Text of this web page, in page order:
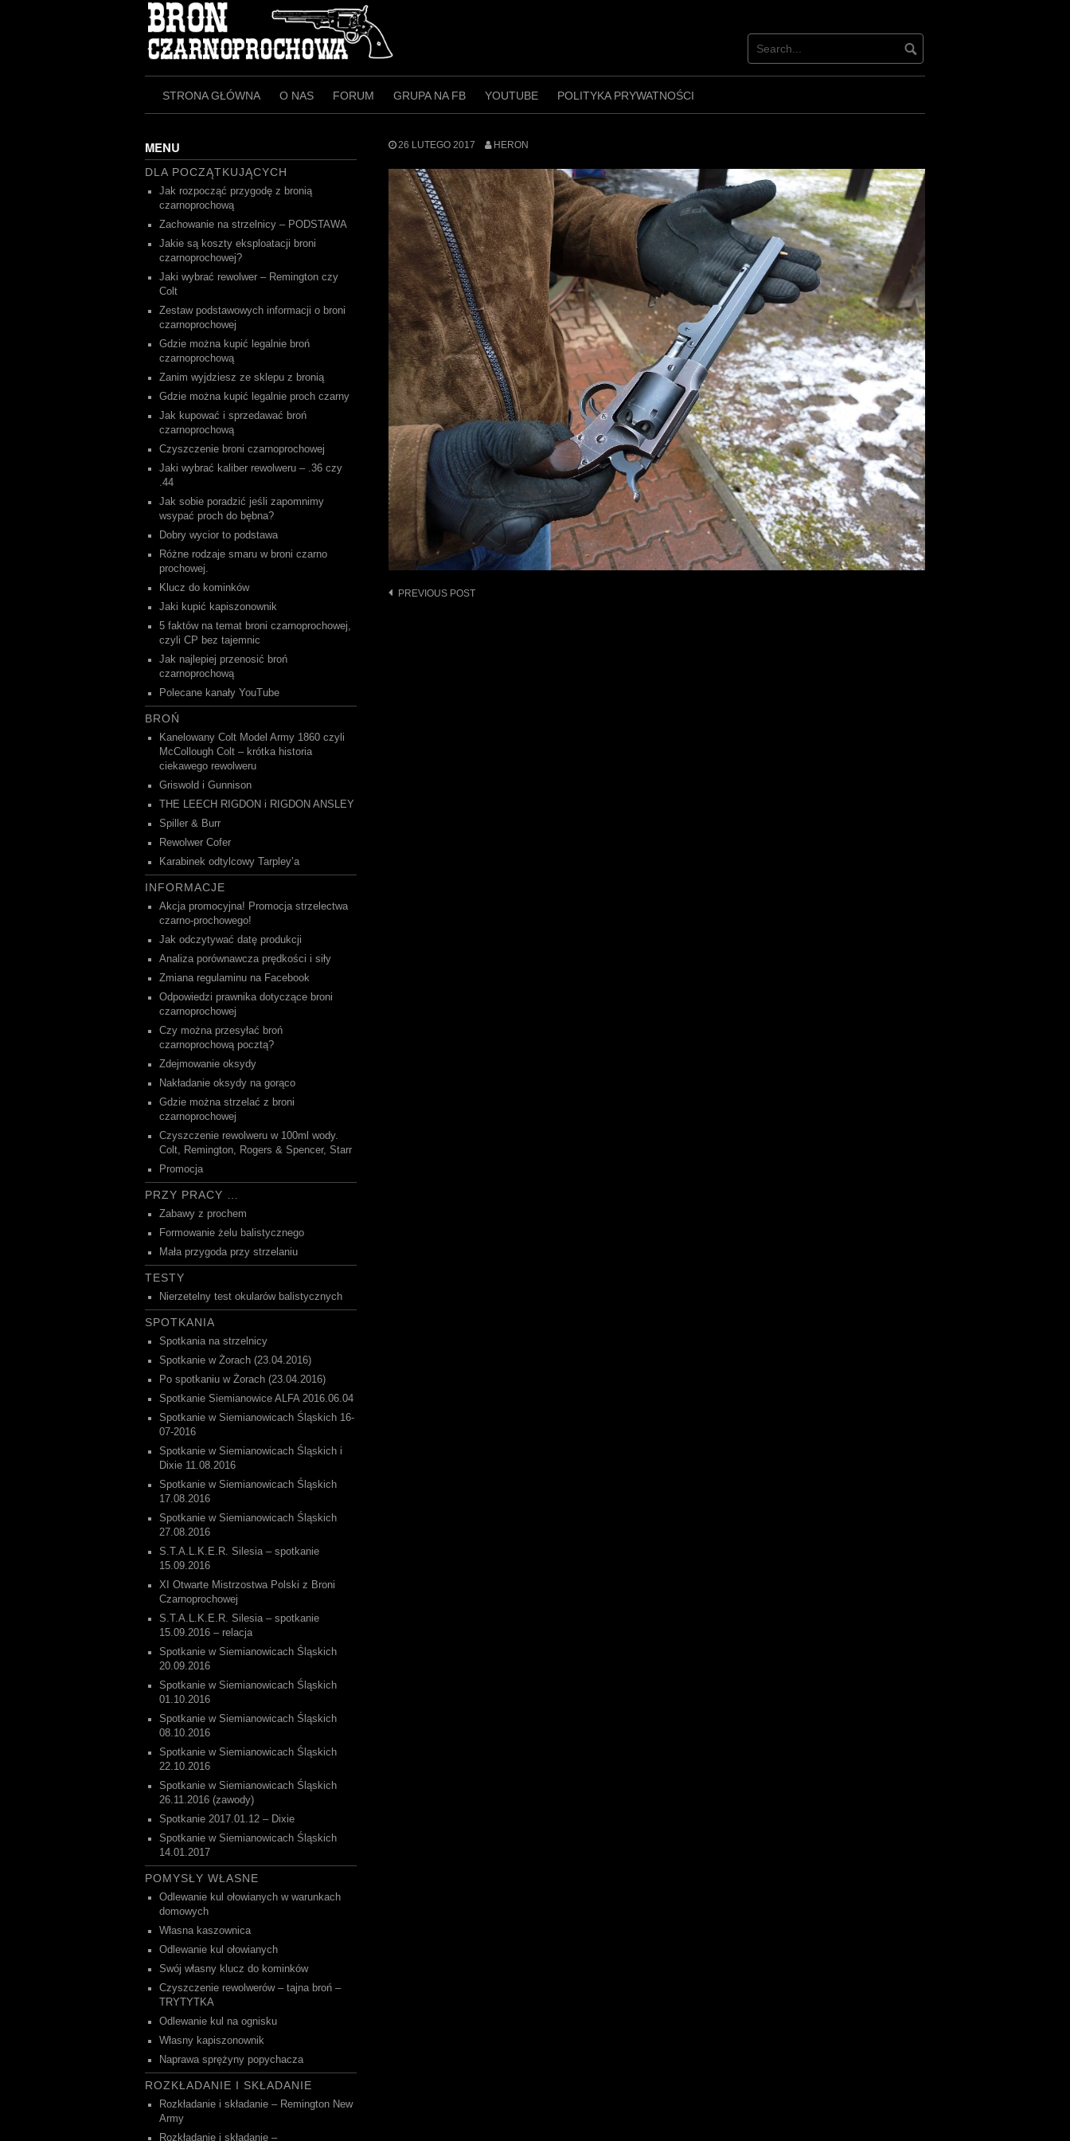
STRONA GŁÓWNA O NAS FORUM GRUPA NA FB YOUTUBE POLITYKA PRYWATNOŚCI
26 LUTEGO 2017 HERON
Post
PREVIOUS POST
MENU
DLA POCZĄTKUJĄCYCH
Jak rozpocząć przygodę z bronią
czarnoprochową
Zachowanie na strzelnicy – PODSTAWA
Jakie są koszty eksploatacji broni
czarnoprochowej?
Jaki wybrać rewolwer – Remington czy
Colt
Zestaw podstawowych informacji o broni
czarnoprochowej
Gdzie można kupić legalnie broń
czarnoprochową
Zanim wyjdziesz ze sklepu z bronią
Gdzie można kupić legalnie proch czarny
Jak kupować i sprzedawać broń
czarnoprochową
Czyszczenie broni czarnoprochowej
Jaki wybrać kaliber rewolweru – .36 czy
.44
Jak sobie poradzić jeśli zapomnimy
wsypać proch do bębna?
Dobry wycior to podstawa
Różne rodzaje smaru w broni czarno
prochowej.
Klucz do kominków
Jaki kupić kapiszonownik
5 faktów na temat broni czarnoprochowej,
czyli CP bez tajemnic
Jak najlepiej przenosić broń
czarnoprochową
Polecane kanały YouTube
BROŃ
Kanelowany Colt Model Army 1860 czyli
McCollough Colt – krótka historia
ciekawego rewolweru
Griswold i Gunnison
THE LEECH RIGDON i RIGDON ANSLEY
Spiller & Burr
Rewolwer Cofer
Karabinek odtylcowy Tarpley’a
INFORMACJE
Akcja promocyjna! Promocja strzelectwa
czarno-prochowego!
Jak odczytywać datę produkcji
Analiza porównawcza prędkości i siły
Zmiana regulaminu na Facebook
Odpowiedzi prawnika dotyczące broni
czarnoprochowej
Czy można przesyłać broń
czarnoprochową pocztą?
Zdejmowanie oksydy
Nakładanie oksydy na gorąco
Gdzie można strzelać z broni
czarnoprochowej
Czyszczenie rewolweru w 100ml wody.
Colt, Remington, Rogers & Spencer, Starr
Promocja
PRZY PRACY …
Zabawy z prochem
Formowanie żelu balistycznego
Mała przygoda przy strzelaniu
TESTY
Nierzetelny test okularów balistycznych
SPOTKANIA
Spotkania na strzelnicy
Spotkanie w Żorach (23.04.2016)
Po spotkaniu w Żorach (23.04.2016)
Spotkanie Siemianowice ALFA 2016.06.04
Spotkanie w Siemianowicach Śląskich 16-
07-2016
Spotkanie w Siemianowicach Śląskich i
Dixie 11.08.2016
Spotkanie w Siemianowicach Śląskich
17.08.2016
Spotkanie w Siemianowicach Śląskich
27.08.2016
S.T.A.L.K.E.R. Silesia – spotkanie
15.09.2016
XI Otwarte Mistrzostwa Polski z Broni
Czarnoprochowej
S.T.A.L.K.E.R. Silesia – spotkanie
15.09.2016 – relacja
Spotkanie w Siemianowicach Śląskich
20.09.2016
Spotkanie w Siemianowicach Śląskich
01.10.2016
Spotkanie w Siemianowicach Śląskich
08.10.2016
Spotkanie w Siemianowicach Śląskich
22.10.2016
Spotkanie w Siemianowicach Śląskich
26.11.2016 (zawody)
Spotkanie 2017.01.12 – Dixie
Spotkanie w Siemianowicach Śląskich
14.01.2017
POMYSŁY WŁASNE
Odlewanie kul ołowianych w warunkach
domowych
Własna kaszownica
Odlewanie kul ołowianych
Swój własny klucz do kominków
Czyszczenie rewolwerów – tajna broń –
TRYTYTKA
Odlewanie kul na ognisku
Własny kapiszonownik
Naprawa sprężyny popychacza
ROZKŁADANIE I SKŁADANIE
Rozkładanie i składanie – Remington New
Army
Rozkładanie i składanie –